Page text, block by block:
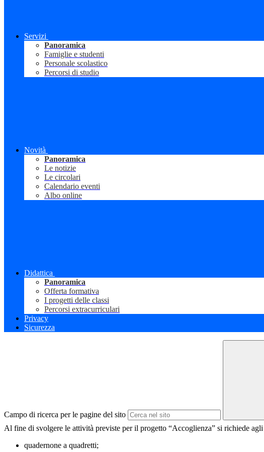
Servizi
Panoramica
Famiglie e studenti
Personale scolastico
Percorsi di studio
Novità
Panoramica
Le notizie
Le circolari
Calendario eventi
Albo online
Didattica
Panoramica
Offerta formativa
I progetti delle classi
Percorsi extracurriculari
Privacy
Sicurezza
Campo di ricerca per le pagine del sito
Al fine di svolgere le attività previste per il progetto “Accoglienza” si richiede
quadernone a quadretti;